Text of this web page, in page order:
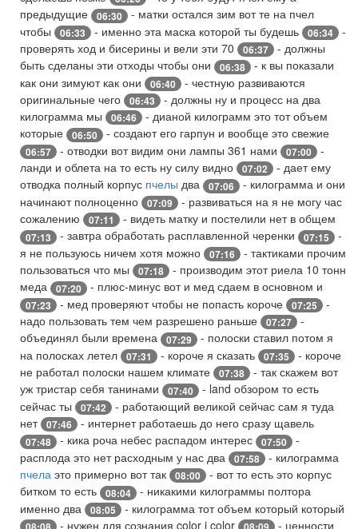
предыдущие
06:30
- матки остался зим вот те на пчел
чтобы
06:33 - именно эта маска которой ты будешь 06:34
-
проверять ход и бисерины и вели эти 70
06:37
- должны
быть сделаны эти отходы чтобы они
06:38
- к вы показали
как они зимуют как они
06:40
- честную развиваются
оригинальные чего
06:43
- должны ну и процесс на два
килограмма мы
06:46
- дианой килограмм это тот объем
которые
06:50 - создают его гарпун и вообще это свежие
06:57 - отводки вот видим они лампы 361 нами 07:00
-
ланди и облета на то есть ну силу видно
07:02
- дает ему
отводка полный корпус пчелы два 07:06
- килограмма и они
начинают полноценно
07:09
- развиваться на я не могу час
сожалению
07:11 - видеть матку и постелили нет в общем
07:13 - завтра обработать расплавленной черенки 07:15
-
я не пользуюсь ничем хотя можно
07:16
- тактиками прочим
пользоваться что мы
07:18
- производим этот риела 10 тонн
меда
07:20 - плюс-минус вот и мед сдаем в основном и
07:23 - мед проверяют чтобы не попасть короче 07:25
-
надо пользовать тем чем разрешено раньше
07:27
-
объединял были времена
07:29
- полоски ставил потом я
на полосках летел
07:31 - короче я сказать 07:35
- короче
не работал полоски нашем климате
07:38
- так скажем вот
уж тристар себя танинами
07:40
- land обзором то есть
сейчас ты
07:42
- работающий великой сейчас сам я туда
нет 07:46 - интернет работаешь до него сразу щавель
07:48 - кика роча небес распадом интерес 07:50
-
расплода это нет расходным у нас два
07:58
- килограмма
пчела это примерно вот так 08:00
- вот то есть это корпус
битком то есть
08:04
- никакими килограммы полтора
именно два
08:05 - килограмма тот объем который который
- нужен для сознания color i color - ценности